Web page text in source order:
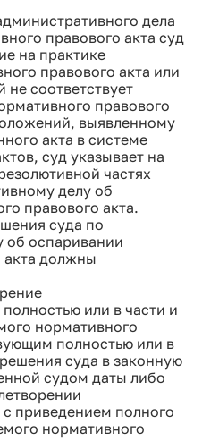
дела
правового акта суд
на практике
правового акта или
соответствует
правового
выявленному
акта в системе
суд указывает на
частях
делу об
правового акта.
суда по
об оспаривании
акта должны
или в части и
нормативного
полностью или в
суда в законную
судом даты либо
приведением полного
нормативного